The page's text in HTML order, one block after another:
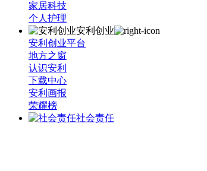
家居科技
个人护理
安利创业
安利创业平台
地方之窗
认识安利
下载中心
安利画报
荣耀榜
社会责任